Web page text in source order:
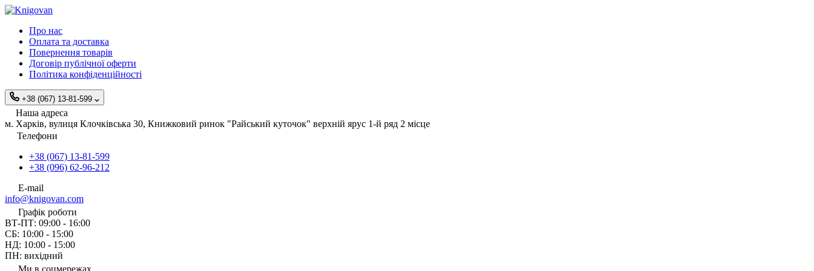
Про нас
Оплата та доставка
Повернення товарів
Договір публічної оферти
Політика конфіденційності
+38 (067) 13-81-599
Наша адреса
м. Харків, вулиця Клочківська 30, Книжковий ринок "Райський куточок" верхній ярус 1-й ряд 2 місце
Телефони
+38 (067) 13-81-599
+38 (096) 62-96-212
E-mail
info@knigovan.com
Графік роботи
ВТ-ПТ: 09:00 - 16:00
СБ: 10:00 - 15:00
НД: 10:00 - 15:00
ПН: вихідний
Ми в соцмережах